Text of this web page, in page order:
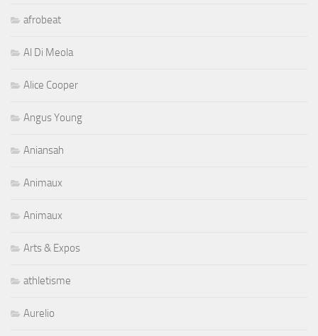
afrobeat
Al Di Meola
Alice Cooper
Angus Young
Aniansah
Animaux
Animaux
Arts & Expos
athletisme
Aurelio